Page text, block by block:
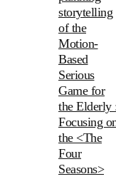
this difference.
The results of
this study, first,
open/closed
network in
d aspect affects
the social
of the game.
This second,
game workers
the legal
institution has
구는 주로 문
해결을 위한
다 효율적인
스템 설계, 혹
개별 사례에
한 것이 대부
이다. 그러나
임이라는 매체
는 사 용자들
플레이로 완성
되므로 많은
람들이 휴먼
storytelling
of the
Motion-
Based
Serious
Game for
the Elderly
Focusing
the <The
Four
Seasons>